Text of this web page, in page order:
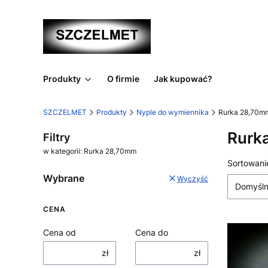
Produkty O firmie Jak kupować?
SZCZELMET Produkty Nyple do wymiennika Rurka
Filtry
w kategorii: Rurka 28,70mm
Wybrane Wyczyść
CENA
Cena od
zł
Cena do
zł
Lista